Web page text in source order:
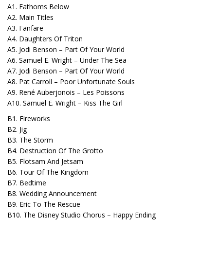
A1. Fathoms Below
A2. Main Titles
A3. Fanfare
A4. Daughters Of Triton
A5. Jodi Benson – Part Of Your World
A6. Samuel E. Wright – Under The Sea
A7. Jodi Benson – Part Of Your World
A8. Pat Carroll – Poor Unfortunate Souls
A9. René Auberjonois – Les Poissons
A10. Samuel E. Wright – Kiss The Girl
B1. Fireworks
B2. Jig
B3. The Storm
B4. Destruction Of The Grotto
B5. Flotsam And Jetsam
B6. Tour Of The Kingdom
B7. Bedtime
B8. Wedding Announcement
B9. Eric To The Rescue
B10. The Disney Studio Chorus – Happy Ending